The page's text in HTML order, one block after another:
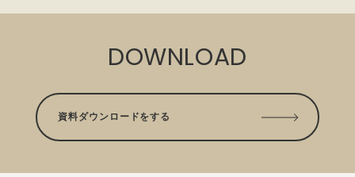
DOWNLOAD
資料ダウンロードをする